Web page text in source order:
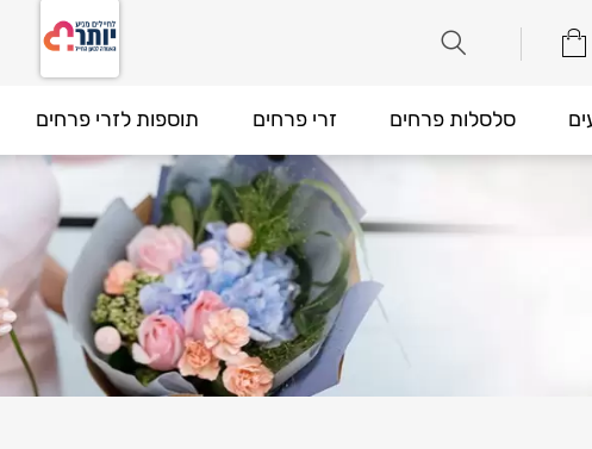
סלסלות פרחים זרי פרחים תוספות לזרי פרחים